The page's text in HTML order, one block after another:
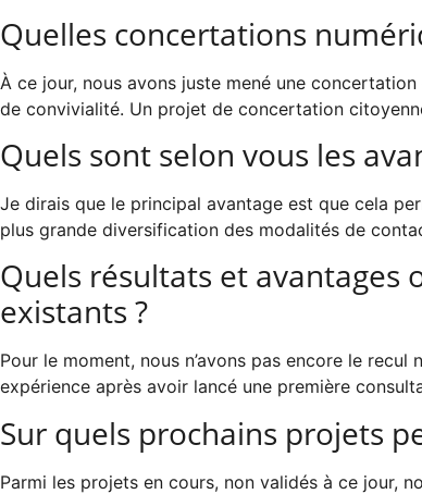
Quelles concertations
À ce jour, nous avons juste mené une
de convivialité. Un projet de concertation
Quels sont selon vous les
Je dirais que le principal avantage est que cela
plus grande diversification des modalités de
Quels résultats et avantages
existants ?
Pour le moment, nous n’avons pas encore le
expérience après avoir lancé une première
Sur quels prochains projets
Parmi les projets en cours, non validés à ce jour,